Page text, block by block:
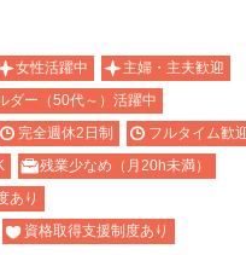
女性活躍中
主婦・主夫歓迎
ダー（50代～）活躍中
完全週休2日制
フルタイム歓
残業少なめ（月20h未満）
あり
資格取得支援制度あり